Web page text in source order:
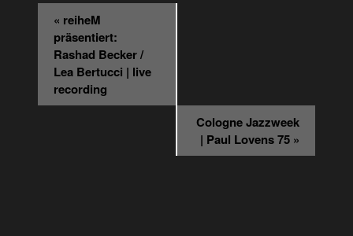
Veranstaltung
Navigation
« reiheM
präsentiert:
Rashad Becker /
Lea Bertucci | live
recording
Cologne Jazzweek
| Paul Lovens 75 »